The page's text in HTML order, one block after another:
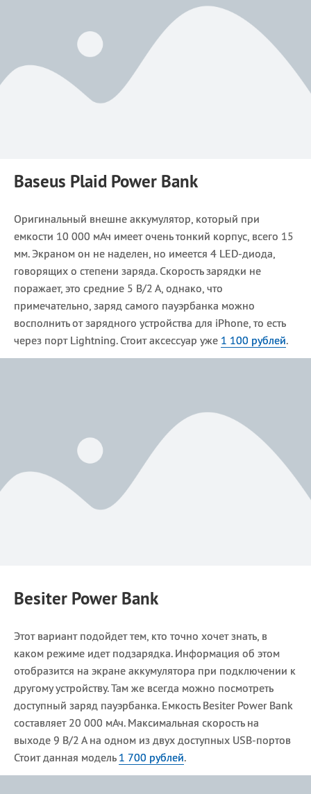
Baseus Plaid Power Bank
Оригинальный внешне аккумулятор, который при
емкости 10 000 мАч имеет очень тонкий корпус, всего 15
мм. Экраном он не наделен, но имеется 4 LED-диода,
говорящих о степени заряда. Скорость зарядки не
поражает, это средние 5 В/2 А, однако, что
примечательно, заряд самого пауэрбанка можно
восполнить от зарядного устройства для iPhone, то есть
через порт Lightning. Стоит аксессуар уже 1 100 рублей.
Besiter Power Bank
Этот вариант подойдет тем, кто точно хочет знать, в
каком режиме идет подзарядка. Информация об этом
отобразится на экране аккумулятора при подключении к
другому устройству. Там же всегда можно посмотреть
доступный заряд пауэрбанка. Емкость Besiter Power Bank
составляет 20 000 мАч. Максимальная скорость на
выходе 9 В/2 А на одном из двух доступных USB-портов
Стоит данная модель 1 700 рублей.